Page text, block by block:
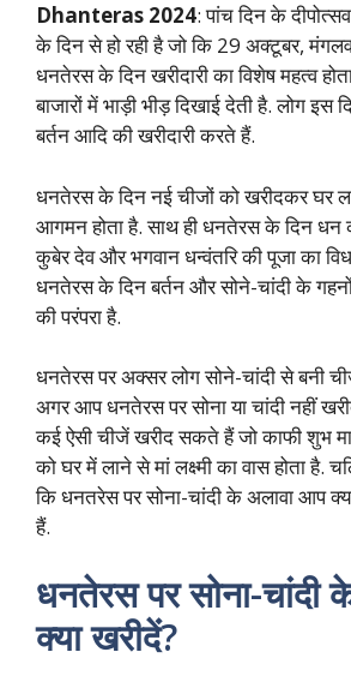
Dhanteras 2024: पांच दिन के
के दिन से हो रही है जो कि 29 अक्टूबर,
धनतेरस के दिन खरीदारी का विशेष महत्व
बाजारों में भाड़ी भीड़ दिखाई देती है. लोग इस
बर्तन आदि की खरीदारी करते हैं.
धनतेरस के दिन नई चीजों को खरीदकर घर
आगमन होता है. साथ ही धनतेरस के दिन धन
कुबेर देव और भगवान धन्वंतरि की पूजा का
धनतेरस के दिन बर्तन और सोने-चांदी के
की परंपरा है.
धनतेरस पर अक्सर लोग सोने-चांदी से बनी
अगर आप धनतेरस पर सोना या चांदी नहीं
कई ऐसी चीजें खरीद सकते हैं जो काफी शुभ
को घर में लाने से मां लक्ष्मी का वास होता है.
कि धनतरेस पर सोना-चांदी के अलावा आप
हैं.
धनतेरस पर सोना-चांदी
क्या खरीदें?